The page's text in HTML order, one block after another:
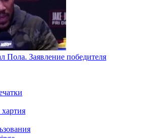
Пола. Заявление победителя